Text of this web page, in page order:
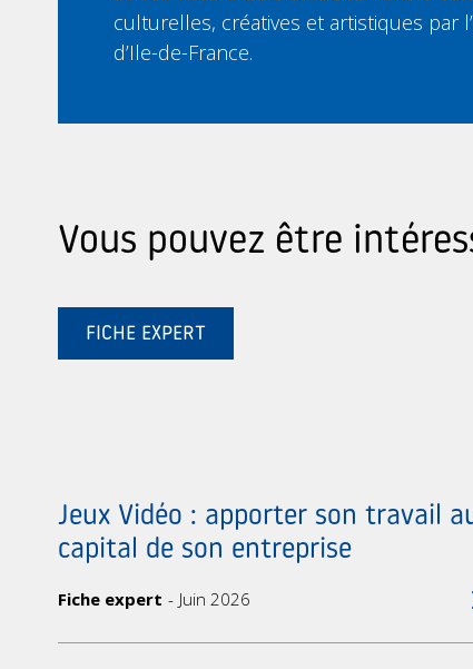
culturelles, créatives et artistiques par
d’Ile-de-France.
Vous pouvez être
FICHE EXPERT
Jeux Vidéo : apporter son travail
capital de son entreprise
Fiche expert Juin 2026